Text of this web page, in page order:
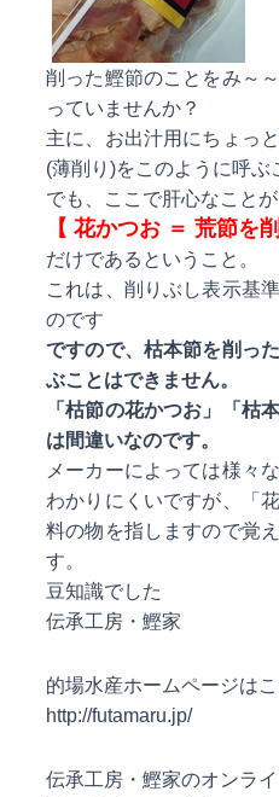
削った鰹節のことをみ～
っていませんか？
主に、お出汁用にちょっ
(薄削り)をこのように呼ぶ
でも、ここで肝心なことが
【 花かつお ＝ 荒節を
だけであるということ。
これは、削りぶし表示基
のです
ですので、枯本節を削っ
ぶことはできません。
「枯節の花かつお」「枯
は間違いなのです。
メーカーによっては様々
わかりにくいですが、「
料の物を指しますので覚
す。
豆知識でした
伝承工房・鰹家
的場水産ホームページはこ
http://futamaru.jp/
伝承工房・鰹家のオンラ